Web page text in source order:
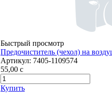
Быстрый просмотр
Предочиститель (чехол) на
Артикул: 7405-1109574
55,00 c
Купить